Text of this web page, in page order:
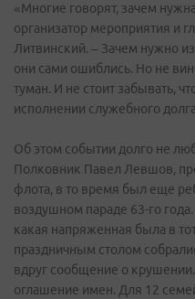
«Многие говорят, зачем
организатор мероприятия и
Литвинский. – Зачем нужно
они сами ошиблись. Но не
туман. И не стоит забывать,
исполнении служебного
Об этом событии долго не
Полковник Павел Левшов,
флота, в то время был еще
воздушном параде 63-го
какая напряженная была в
праздничным столом
вдруг сообщение о
оглашение имен. Для 12